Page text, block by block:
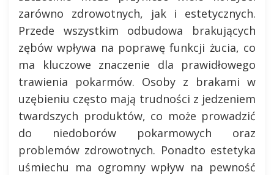
zarówno zdrowotnych, jak i estetycznych.
Przede wszystkim odbudowa brakujących
zębów wpływa na poprawę funkcji żucia, co
ma kluczowe znaczenie dla prawidłowego
trawienia pokarmów. Osoby z brakami w
uzębieniu często mają trudności z jedzeniem
twardszych produktów, co może prowadzić
do niedoborów pokarmowych oraz
problemów zdrowotnych. Ponadto estetyka
uśmiechu ma ogromny wpływ na pewność